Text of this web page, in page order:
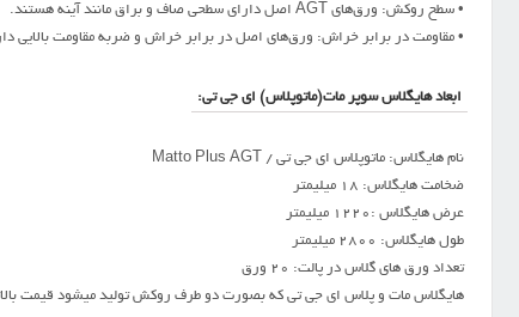
• سطح روکش: ورق‌های AGT اصل دارای سطحی صاف و براق مانند آینه هستند.
• مقاومت در برابر خراش: ورق‌های اصل در برابر خراش و ضربه مقاومت بالایی
ابعاد هایگلاس سوپر مات(ماتوپلاس) ای جی تی:
نام هایگلاس: ماتوپلاس ای جی تی / Matto Plus AGT
ضخامت هایگلاس: 18 میلیمتر
عرض هایگلاس :1220 میلیمتر
طول هایگلاس: 2800 میلیمتر
تعداد ورق های گلاس در پالت: 20 ورق
هایگلاس مات و پلاس ای جی تی که بصورت دو طرف روکش تولید میشود قیمت